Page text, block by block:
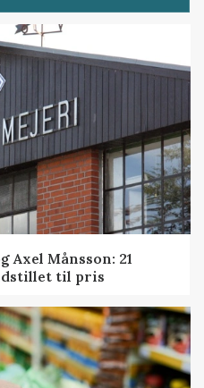
Månsson: 21
til pris